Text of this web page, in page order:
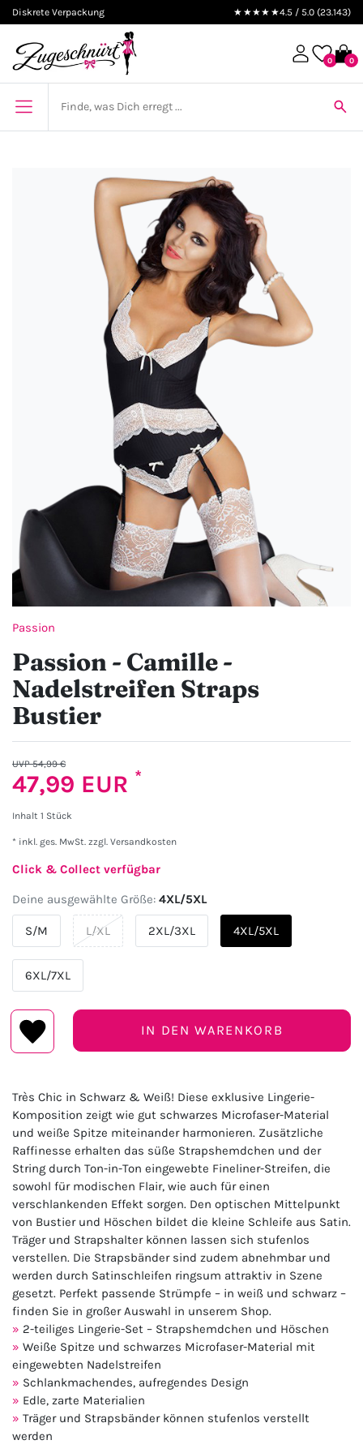
Diskrete Verpackung ★★★★★4.5 / 5.0 (23.143)
0 0
Passion
Passion - Camille -
Nadelstreifen Straps
Bustier
UVP 54,99 €
47,99 EUR *
Inhalt 1 Stück
* inkl. ges. MwSt. zzgl. Versandkosten
Click & Collect verfügbar
Deine ausgewählte Größe: 4XL/5XL
S/M L/XL 2XL/3XL 4XL/5XL
6XL/7XL
IN DEN WARENKORB
Très Chic in Schwarz & Weiß! Diese exklusive Lingerie-
Komposition zeigt wie gut schwarzes Microfaser-Material
und weiße Spitze miteinander harmonieren. Zusätzliche
Raffinesse erhalten das süße Strapshemdchen und der
String durch Ton-in-Ton eingewebte Fineliner-Streifen, die
sowohl für modischen Flair, wie auch für einen
verschlankenden Effekt sorgen. Den optischen Mittelpunkt
von Bustier und Höschen bildet die kleine Schleife aus Satin.
Träger und Strapshalter können lassen sich stufenlos
verstellen. Die Strapsbänder sind zudem abnehmbar und
werden durch Satinschleifen ringsum attraktiv in Szene
gesetzt. Perfekt passende Strümpfe – in weiß und schwarz –
finden Sie in großer Auswahl in unserem Shop.
2-teiliges Lingerie-Set – Strapshemdchen und Höschen
Weiße Spitze und schwarzes Microfaser-Material mit
eingewebten Nadelstreifen
Schlankmachendes, aufregendes Design
Edle, zarte Materialien
Träger und Strapsbänder können stufenlos verstellt
werden